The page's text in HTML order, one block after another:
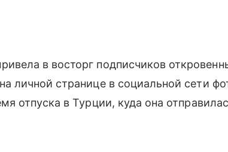
в восторг подписчиков
личной странице в социальной сети
отпуска в Турции, куда она